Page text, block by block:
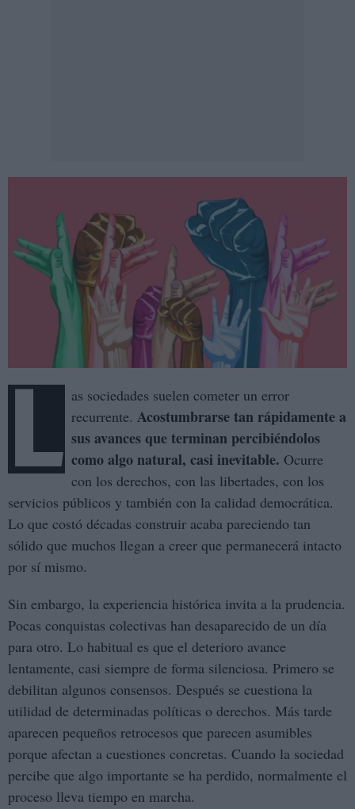
L as sociedades suelen cometer un error
recurrente. Acostumbrarse tan rápidamente a
sus avances que terminan percibiéndolos
como algo natural, casi inevitable. Ocurre
con los derechos, con las libertades, con los
servicios públicos y también con la calidad democrática.
Lo que costó décadas construir acaba pareciendo tan
sólido que muchos llegan a creer que permanecerá intacto
por sí mismo.
Sin embargo, la experiencia histórica invita a la prudencia.
Pocas conquistas colectivas han desaparecido de un día
para otro. Lo habitual es que el deterioro avance
lentamente, casi siempre de forma silenciosa. Primero se
debilitan algunos consensos. Después se cuestiona la
utilidad de determinadas políticas o derechos. Más tarde
aparecen pequeños retrocesos que parecen asumibles
porque afectan a cuestiones concretas. Cuando la sociedad
percibe que algo importante se ha perdido, normalmente el
proceso lleva tiempo en marcha.